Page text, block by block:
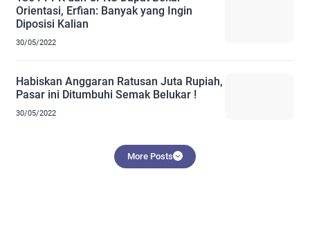
Orientasi, Erfian: Banyak yang Ingin
Diposisi Kalian
30/05/2022
Habiskan Anggaran Ratusan Juta Rupiah,
Pasar ini Ditumbuhi Semak Belukar !
30/05/2022
More Posts